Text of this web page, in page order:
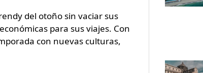
del otoño sin vaciar sus
para sus viajes. Con
con nuevas culturas,